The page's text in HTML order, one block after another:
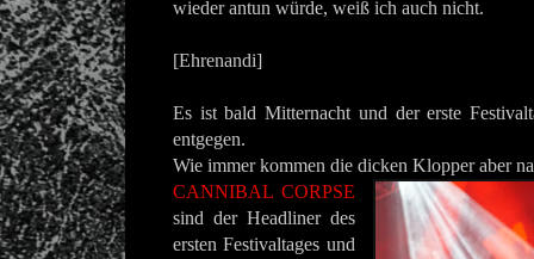
wieder antun würde, weiß ich auch nicht.
[Ehrenandi]
Es ist bald Mitternacht und der erste
entgegen.
Wie immer kommen die dicken Klopper aber
CANNIBAL CORPSE
sind der Headliner des
ersten Festivaltages und